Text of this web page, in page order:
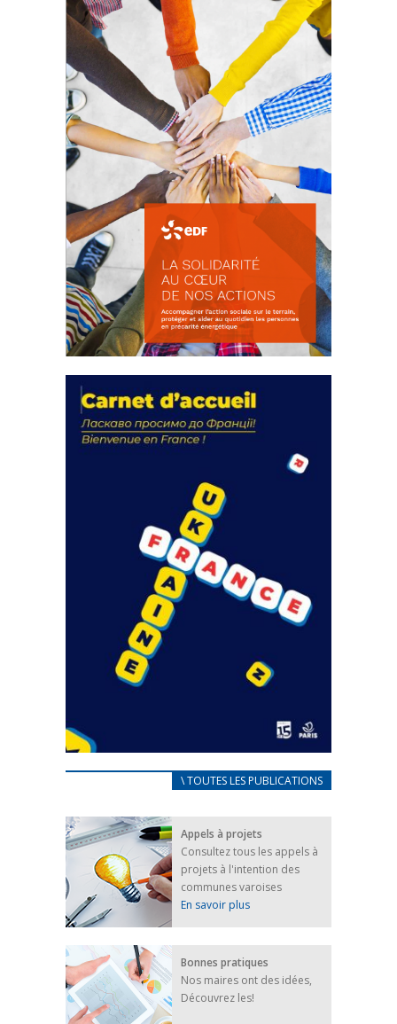
d’intérêts
18 septembre 2023
FEUILLETER
actions
18 septembre 2023
FEUILLETER
CARNET D’ACCUEIL
25 avril 2022
Afin d’accompagner au mieux les réfugiés
ukrainiens arrivés en France,...
FEUILLETER
\ TOUTES LES PUBLICATIONS
Appels à projets
Consultez tous les appels à
projets à l'intention des
communes varoises
En savoir plus
Bonnes pratiques
Nos maires ont des idées,
Découvrez les!